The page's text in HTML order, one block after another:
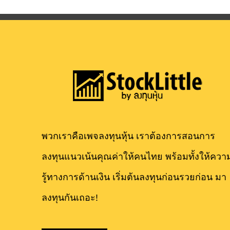
พวกเราคือเพจลงทุนหุ้น เราต้องการสอนการ
ลงทุนแนวเน้นคุณค่าให้คนไทย พร้อมทั้งให้ควา
รู้ทางการด้านเงิน เริ่มต้นลงทุนก่อนรวยก่อน มา
ลงทุนกันเถอะ!